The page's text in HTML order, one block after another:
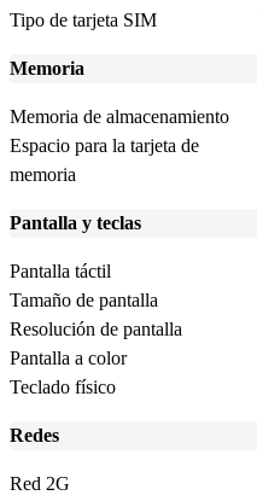
Tipo de tarjeta SIM
Memoria
Memoria de almacenamiento
Espacio para la tarjeta de
memoria
Pantalla y teclas
Pantalla táctil
Tamaño de pantalla
Resolución de pantalla
Pantalla a color
Teclado físico
Redes
Red 2G